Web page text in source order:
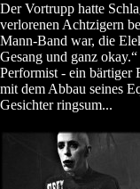
Der Vortrupp hatte
verlorenen Achtzigern
Mann-Band war, die
Gesang und ganz
Performist - ein bärtiger
mit dem Abbau seines
Gesichter ringsum...